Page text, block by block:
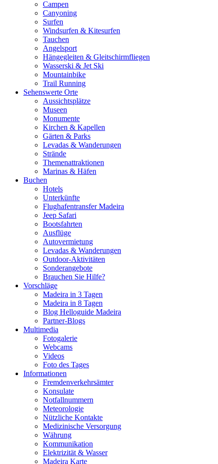
Campen
Canyoning
Surfen
Windsurfen & Kitesurfen
Tauchen
Angelsport
Hängegleiten & Gleitschirmfliegen
Wasserski & Jet Ski
Mountainbike
Trail Running
Sehenswerte Orte
Aussichtsplätze
Museen
Monumente
Kirchen & Kapellen
Gärten & Parks
Levadas & Wanderungen
Strände
Themenattraktionen
Marinas & Häfen
Buchen
Hotels
Unterkünfte
Flughafentransfer Madeira
Jeep Safari
Bootsfahrten
Ausflüge
Autovermietung
Levadas & Wanderungen
Outdoor-Aktivitäten
Sonderangebote
Brauchen Sie Hilfe?
Vorschläge
Madeira in 3 Tagen
Madeira in 8 Tagen
Blog Helloguide Madeira
Partner-Blogs
Multimedia
Fotogalerie
Webcams
Videos
Foto des Tages
Informationen
Fremdenverkehrsämter
Konsulate
Notfallnummern
Meteorologie
Nützliche Kontakte
Medizinische Versorgung
Währung
Kommunikation
Elektrizität & Wasser
Madeira Karte